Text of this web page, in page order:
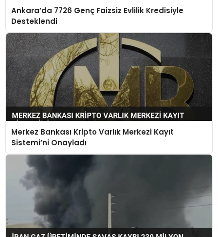
Ankara’da 7726 Genç Faizsiz Evlilik Kredisiyle
Desteklendi
Merkez Bankası Kripto Varlık Merkezi Kayıt
Sistemi’ni Onayladı